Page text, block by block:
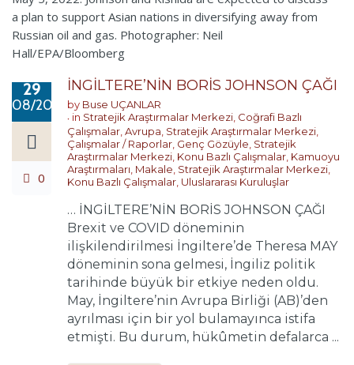
29
08/2022
0
İNGİLTERE’NİN BORİS JOHNSON ÇAĞI
by Buse UÇANLAR
in Stratejik Araştırmalar Merkezi Coğrafi Bazlı
Çalışmalar Avrupa Stratejik Araştırmalar Merkezi
Çalışmalar / Raporlar Genç Gözüyle Stratejik
Araştırmalar Merkezi Konu Bazlı Çalışmalar Kamuoyu
Araştırmaları Makale Stratejik Araştırmalar Merkezi
Konu Bazlı Çalışmalar Uluslararası Kuruluşlar
… İNGİLTERE’NİN BORİS JOHNSON ÇAĞI
Brexit ve COVID döneminin
ilişkilendirilmesi İngiltere’de Theresa MAY
döneminin sona gelmesi, İngiliz politik
tarihinde büyük bir etkiye neden oldu.
May, İngiltere’nin Avrupa Birliği (AB)’den
ayrılması için bir yol bulamayınca istifa
etmişti. Bu durum, hükûmetin defalarca ...